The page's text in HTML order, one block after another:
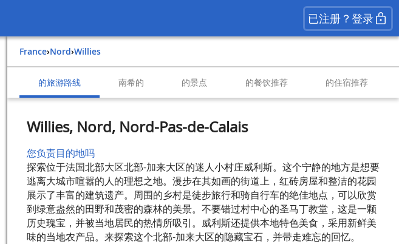
已注册？登录
France› Nord› Willies
的旅游路线 南希的 的景点 的餐饮推荐 的住宿推荐
Willies, Nord, Nord-Pas-de-Calais
您负责目的地吗
探索位于法国北部大区北部-加来大区的迷人小村庄威利斯。这个宁静的地方是想要
逃离大城市喧嚣的人的理想之地。漫步在其如画的街道上，红砖房屋和整洁的花园
展示了丰富的建筑遗产。周围的乡村是徒步旅行和骑自行车的绝佳地点，可以欣赏
到绿意盎然的田野和茂密的森林的美景。不要错过村中心的圣马丁教堂，这是一颗
历史瑰宝，并被当地居民的热情所吸引。威利斯还提供本地特色美食，采用新鲜美
味的当地农产品。来探索这个北部-加来大区的隐藏宝石，并带走难忘的回忆。